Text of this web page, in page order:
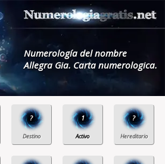
Numerología del nombre
Allegra Gia. Carta numerologica.
? 1 ?